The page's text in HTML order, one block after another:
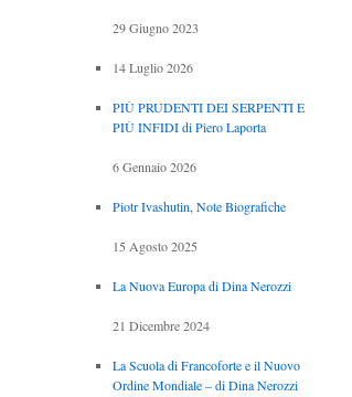
29 Giugno 2023
14 Luglio 2026
PIÙ PRUDENTI DEI SERPENTI E
PIÙ INFIDI di Piero Laporta
6 Gennaio 2026
Piotr Ivashutin, Note Biografiche
15 Agosto 2025
La Nuova Europa di Dina Nerozzi
21 Dicembre 2024
La Scuola di Francoforte e il Nuovo
Ordine Mondiale – di Dina Nerozzi